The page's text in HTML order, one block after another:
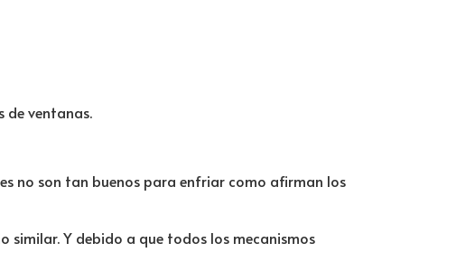
de ventanas.
no son tan buenos para enfriar como afirman los
similar. Y debido a que todos los mecanismos